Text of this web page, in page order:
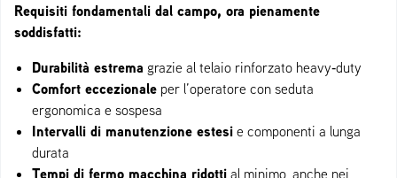
Requisiti fondamentali dal campo, ora pienamente
soddisfatti:
Durabilità estrema grazie al telaio rinforzato heavy‑duty
Comfort eccezionale per l’operatore con seduta
ergonomica e sospesa
Intervalli di manutenzione estesi e componenti a lunga
durata
Tempi di fermo macchina ridotti al minimo, anche nei